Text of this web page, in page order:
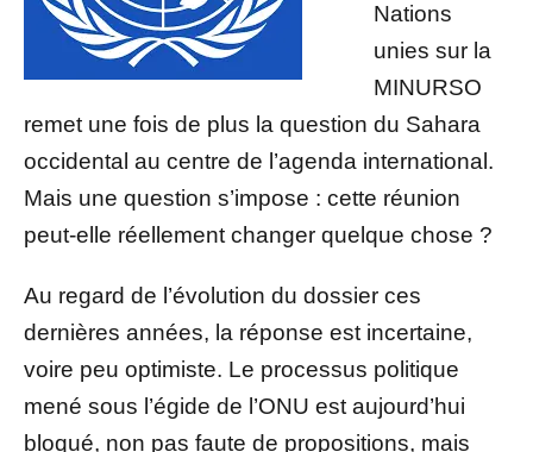
Nations
unies sur la
MINURSO
remet une fois de plus la question du Sahara
occidental au centre de l’agenda international.
Mais une question s’impose : cette réunion
peut-elle réellement changer quelque chose ?
Au regard de l’évolution du dossier ces
dernières années, la réponse est incertaine,
voire peu optimiste. Le processus politique
mené sous l’égide de l’ONU est aujourd’hui
bloqué, non pas faute de propositions, mais